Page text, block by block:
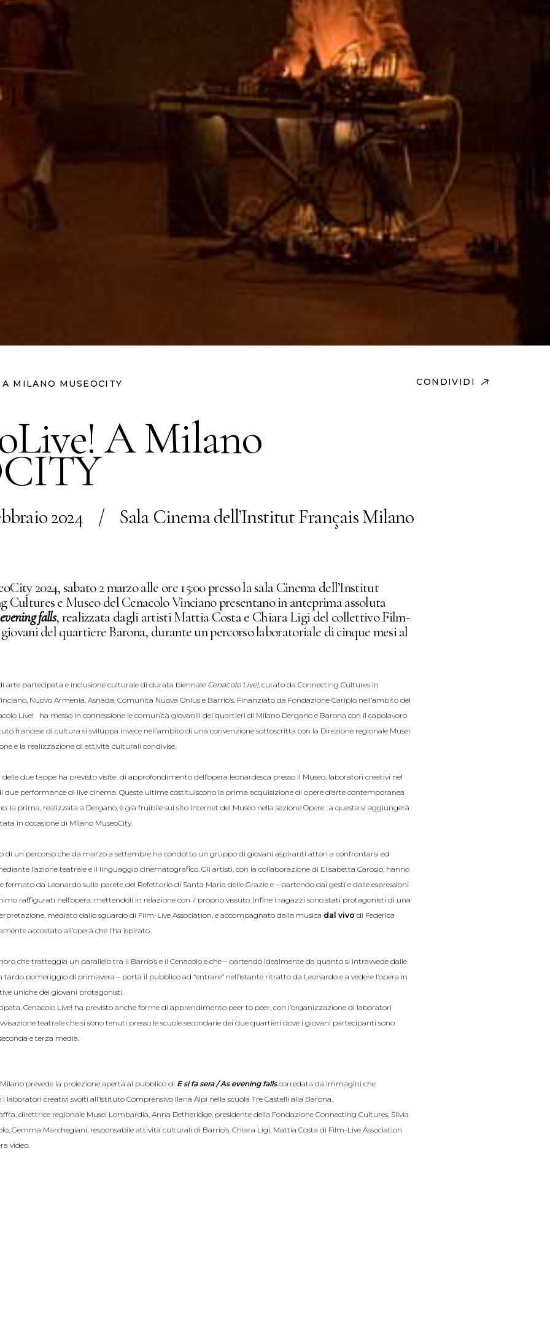
MILANO MUSEOCITY CONDIVIDI
A Milano
2024 / Sala Cinema dell’Institut Français Milano
2024, sabato 2 marzo alle ore 15:00 presso la sala Cinema dell’Institut
Cultures e Museo del Cenacolo Vinciano presentano in anteprima assoluta
falls, realizzata dagli artisti Mattia Costa e Chiara Ligi del collettivo Film-
del quartiere Barona, durante un percorso laboratoriale di cinque mesi al
arte partecipata e inclusione culturale di durata biennale Cenacolo Live!, curato da Connecting Cultures in
Nuovo Armenia, Asnada, Comunità Nuova Onlus e Barrio’s. Finanziato da Fondazione Cariplo nell’ambito del
Live! ha messo in connessione le comunità giovanili dei quartieri di Milano Dergano e Barona con il capolavoro
francese di cultura si sviluppa invece nell’ambito di una convenzione sottoscritta con la Direzione regionale Musei
e la realizzazione di attività culturali condivise.
due tappe ha previsto visite di approfondimento dell’opera leonardesca presso il Museo, laboratori creativi nel
performance di live cinema. Queste ultime costituiscono la prima acquisizione di opere d’arte contemporanea
la prima, realizzata a Dergano, è già fruibile sul sito internet del Museo nella sezione Opere : a questa si aggiungerà
in occasione di Milano MuseoCity.
di un percorso che da marzo a settembre ha condotto un gruppo di giovani aspiranti attori a confrontarsi ed
l’azione teatrale e il linguaggio cinematografico. Gli artisti, con la collaborazione di Elisabetta Carosio, hanno
fermato da Leonardo sulla parete del Refettorio di Santa Maria delle Grazie e – partendo dai gesti e dalle espressioni
raffigurati nell’opera, mettendoli in relazione con il proprio vissuto. Infine i ragazzi sono stati protagonisti di una
mediato dallo sguardo di Film-Live Association, e accompagnato dalla musica dal vivo di Federica
accostato all’opera che l’ha ispirato.
che tratteggia un parallelo tra il Barrio’s e il Cenacolo e che – partendo idealmente da quanto si intravvede dalle
tardo pomeriggio di primavera – porta il pubblico ad “entrare” nell’istante ritratto da Leonardo e a vedere l’opera in
uniche dei giovani protagonisti.
Cenacolo Live! ha previsto anche forme di apprendimento peer to peer, con l’organizzazione di laboratori
teatrale che si sono tenuti presso le scuole secondarie dei due quartieri dove i giovani partecipanti sono
e terza media.
prevede la proiezione aperta al pubblico di E si fa sera / As evening fallscorredata da immagini che
laboratori creativi svolti all’Istituto Comprensivo Ilaria Alpi nella scuola Tre Castelli alla Barona.
direttrice regionale Musei Lombardia, Anna Detheridge, presidente della Fondazione Connecting Cultures, Silvia
Gemma Marchegiani, responsabile attività culturali di Barrio’s, Chiara Ligi, Mattia Costa di Film-Live Association
video.